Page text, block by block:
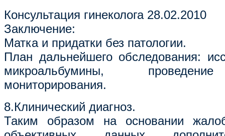
Консультация гинеколога 28.02.2010
Заключение:
Матка и придатки без патологии.
План дальнейшего обследования:
микроальбумины,
мониторирования.
8.Клинический диагноз.
Таким образом на основании